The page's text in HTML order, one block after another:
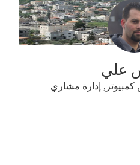
علي
إدارة مشاري